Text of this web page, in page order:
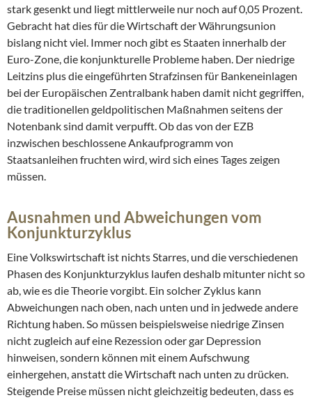
stark gesenkt und liegt mittlerweile nur noch auf 0,05 Prozent.
Gebracht hat dies für die Wirtschaft der Währungsunion
bislang nicht viel. Immer noch gibt es Staaten innerhalb der
Euro-Zone, die konjunkturelle Probleme haben. Der niedrige
Leitzins plus die eingeführten Strafzinsen für Bankeneinlagen
bei der Europäischen Zentralbank haben damit nicht gegriffen,
die traditionellen geldpolitischen Maßnahmen seitens der
Notenbank sind damit verpufft. Ob das von der EZB
inzwischen beschlossene Ankaufprogramm von
Staatsanleihen fruchten wird, wird sich eines Tages zeigen
müssen.
Ausnahmen und Abweichungen vom
Konjunkturzyklus
Eine Volkswirtschaft ist nichts Starres, und die verschiedenen
Phasen des Konjunkturzyklus laufen deshalb mitunter nicht so
ab, wie es die Theorie vorgibt. Ein solcher Zyklus kann
Abweichungen nach oben, nach unten und in jedwede andere
Richtung haben. So müssen beispielsweise niedrige Zinsen
nicht zugleich auf eine Rezession oder gar Depression
hinweisen, sondern können mit einem Aufschwung
einhergehen, anstatt die Wirtschaft nach unten zu drücken.
Steigende Preise müssen nicht gleichzeitig bedeuten, dass es